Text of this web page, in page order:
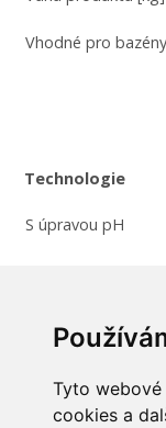
Tyto
cookies a
Vhodné pro
Technologie
S úpravou pH